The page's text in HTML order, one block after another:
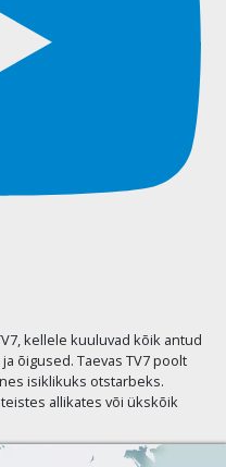
kellele kuuluvad kõik antud
õigused. Taevas TV7 poolt
isiklikuks otstarbeks.
allikates või ükskõik